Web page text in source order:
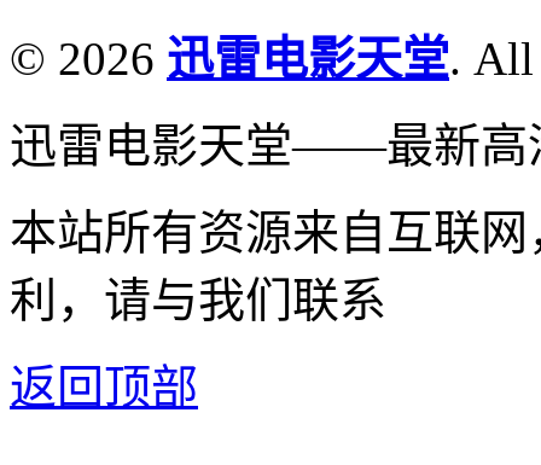
© 2026 迅雷电影天堂. All
迅雷电影天堂——最新高
本站所有资源来自互联
利，请与我们联系
返回顶部